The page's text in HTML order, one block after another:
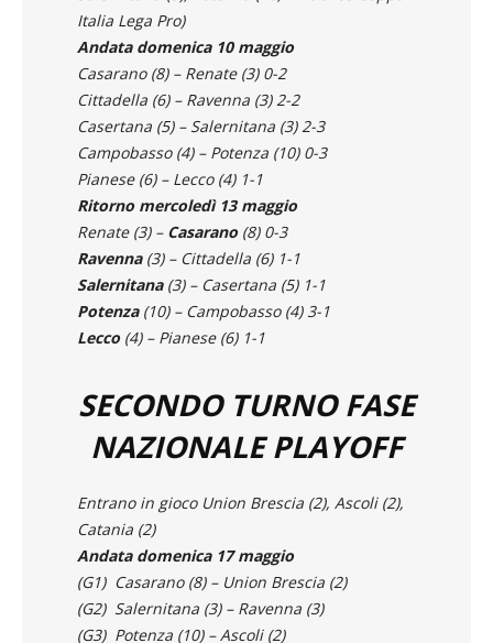
Salernitana (3), Potenza (10, vincitrice
ItaliaLega Pro)
Andata domenica 10 maggio
Casarano (8) – Renate (3) 0-2
Cittadella (6) – Ravenna (3) 2-2
Casertana (5) – Salernitana (3) 2-3
Campobasso (4) – Potenza (10) 0-3
Pianese (6) – Lecco (4) 1-1
Ritorno mercoledì 13 maggio
Renate (3) –
Casarano(8) 0-3
Ravenna(3) – Cittadella (6) 1-1
Salernitana(3) – Casertana (5) 1-1
Potenza (10) – Campobasso (4) 3-1
SECONDO TURNO FASE
NAZIONALE PLAYOFF
Entrano in gioco Union Brescia (2), Ascoli (2),
Catania (2)
Andata domenica 17 maggio
(G1) Casarano (8) – Union Brescia (2)
(G2) Salernitana (3) – Ravenna (3)